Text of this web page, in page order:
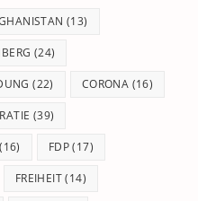
(13)
(24)
(22) CORONA (16)
(39)
(16) FDP(17)
FREIHEIT(14)